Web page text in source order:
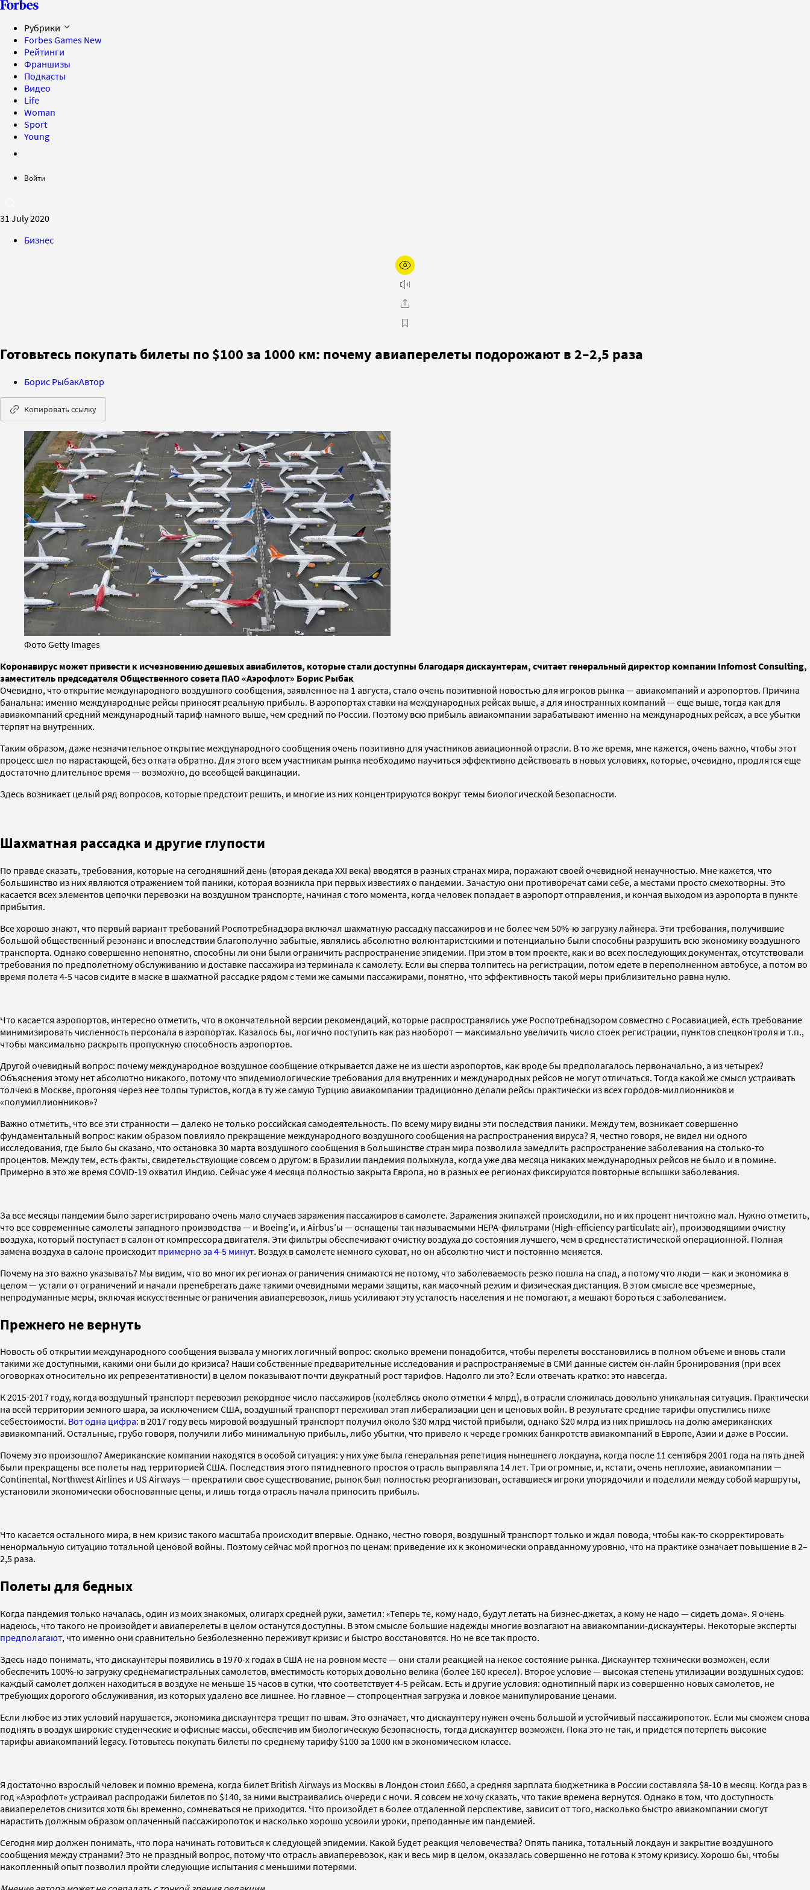
Рубрики
Forbes Games New
Рейтинги
Франшизы
Подкасты
Видео
Life
Woman
Sport
Young
Войти
31 July 2020
Бизнес
Готовьтесь покупать билеты по $100 за 1000 км: почему авиаперелеты подорожают в 2–2,5 раза
Борис РыбакАвтор
Копировать ссылку
Фото Getty Images
Коронавирус может привести к исчезновению дешевых авиабилетов, которые стали доступны благодаря дискаунтерам, считает генеральный директор компании Infomost Consulting,
заместитель председателя Общественного совета ПАО «Аэрофлот» Борис Рыбак
Очевидно, что открытие международного воздушного сообщения, заявленное на 1 августа, стало очень позитивной новостью для игроков рынка — авиакомпаний и аэропортов. Причина
банальна: именно международные рейсы приносят реальную прибыль. В аэропортах ставки на международных рейсах выше, а для иностранных компаний — еще выше, тогда как для
авиакомпаний средний международный тариф намного выше, чем средний по России. Поэтому всю прибыль авиакомпании зарабатывают именно на международных рейсах, а все убытки
терпят на внутренних.
Таким образом, даже незначительное открытие международного сообщения очень позитивно для участников авиационной отрасли. В то же время, мне кажется, очень важно, чтобы этот
процесс шел по нарастающей, без отката обратно. Для этого всем участникам рынка необходимо научиться эффективно действовать в новых условиях, которые, очевидно, продлятся еще
достаточно длительное время — возможно, до всеобщей вакцинации.
Здесь возникает целый ряд вопросов, которые предстоит решить, и многие из них концентрируются вокруг темы биологической безопасности.
Шахматная рассадка и другие глупости
По правде сказать, требования, которые на сегодняшний день (вторая декада XXI века) вводятся в разных странах мира, поражают своей очевидной ненаучностью. Мне кажется, что
большинство из них являются отражением той паники, которая возникла при первых известиях о пандемии. Зачастую они противоречат сами себе, а местами просто смехотворны. Это
касается всех элементов цепочки перевозки на воздушном транспорте, начиная с того момента, когда человек попадает в аэропорт отправления, и кончая выходом из аэропорта в пункте
прибытия.
Все хорошо знают, что первый вариант требований Роспотребнадзора включал шахматную рассадку пассажиров и не более чем 50%-ю загрузку лайнера. Эти требования, получившие
большой общественный резонанс и впоследствии благополучно забытые, являлись абсолютно волюнтаристскими и потенциально были способны разрушить всю экономику воздушного
транспорта. Однако совершенно непонятно, способны ли они были ограничить распространение эпидемии. При этом в том проекте, как и во всех последующих документах, отсутствовали
требования по предполетному обслуживанию и доставке пассажира из терминала к самолету. Если вы сперва толпитесь на регистрации, потом едете в переполненном автобусе, а потом во
время полета 4-5 часов сидите в маске в шахматной рассадке рядом с теми же самыми пассажирами, понятно, что эффективность такой меры приблизительно равна нулю.
Что касается аэропортов, интересно отметить, что в окончательной версии рекомендаций, которые распространялись уже Роспотребнадзором совместно с Росавиацией, есть требование
минимизировать численность персонала в аэропортах. Казалось бы, логично поступить как раз наоборот — максимально увеличить число стоек регистрации, пунктов спецконтроля и т.п.,
чтобы максимально раскрыть пропускную способность аэропортов.
Другой очевидный вопрос: почему международное воздушное сообщение открывается даже не из шести аэропортов, как вроде бы предполагалось первоначально, а из четырех?
Объяснения этому нет абсолютно никакого, потому что эпидемиологические требования для внутренних и международных рейсов не могут отличаться. Тогда какой же смысл устраивать
толчею в Москве, прогоняя через нее толпы туристов, когда в ту же самую Турцию авиакомпании традиционно делали рейсы практически из всех городов-миллионников и
«полумиллионников»?
Важно отметить, что все эти странности — далеко не только российская самодеятельность. По всему миру видны эти последствия паники. Между тем, возникает совершенно
фундаментальный вопрос: каким образом повлияло прекращение международного воздушного сообщения на распространения вируса? Я, честно говоря, не видел ни одного
исследования, где было бы сказано, что остановка 30 марта воздушного сообщения в большинстве стран мира позволила замедлить распространение заболевания на столько-то
процентов. Между тем, есть факты, свидетельствующие совсем о другом: в Бразилии пандемия полыхнула, когда уже два месяца никаких международных рейсов не было и в помине.
Примерно в это же время COVID-19 охватил Индию. Сейчас уже 4 месяца полностью закрыта Европа, но в разных ее регионах фиксируются повторные вспышки заболевания.
За все месяцы пандемии было зарегистрировано очень мало случаев заражения пассажиров в самолете. Заражения экипажей происходили, но и их процент ничтожно мал. Нужно отметить,
что все современные самолеты западного производства — и Boeing’и, и Airbus’ы — оснащены так называемыми HEPA-фильтрами (High-efficiency particulate air), производящими очистку
воздуха, который поступает в салон от компрессора двигателя. Эти фильтры обеспечивают очистку воздуха до состояния лучшего, чем в среднестатистической операционной. Полная
замена воздуха в салоне происходит примерно за 4-5 минут. Воздух в самолете немного суховат, но он абсолютно чист и постоянно меняется.
Почему на это важно указывать? Мы видим, что во многих регионах ограничения снимаются не потому, что заболеваемость резко пошла на спад, а потому что люди — как и экономика в
целом — устали от ограничений и начали пренебрегать даже такими очевидными мерами защиты, как масочный режим и физическая дистанция. В этом смысле все чрезмерные,
непродуманные меры, включая искусственные ограничения авиаперевозок, лишь усиливают эту усталость населения и не помогают, а мешают бороться с заболеванием.
Прежнего не вернуть
Новость об открытии международного сообщения вызвала у многих логичный вопрос: сколько времени понадобится, чтобы перелеты восстановились в полном объеме и вновь стали
такими же доступными, какими они были до кризиса? Наши собственные предварительные исследования и распространяемые в СМИ данные систем он-лайн бронирования (при всех
оговорках относительно их репрезентативности) в целом показывают почти двукратный рост тарифов. Надолго ли это? Если отвечать кратко: это навсегда.
К 2015-2017 году, когда воздушный транспорт перевозил рекордное число пассажиров (колеблясь около отметки 4 млрд), в отрасли сложилась довольно уникальная ситуация. Практически
на всей территории земного шара, за исключением США, воздушный транспорт переживал этап либерализации цен и ценовых войн. В результате средние тарифы опустились ниже
себестоимости. Вот одна цифра: в 2017 году весь мировой воздушный транспорт получил около $30 млрд чистой прибыли, однако $20 млрд из них пришлось на долю американских
авиакомпаний. Остальные, грубо говоря, получили либо минимальную прибыль, либо убытки, что привело к череде громких банкротств авиакомпаний в Европе, Азии и даже в России.
Почему это произошло? Американские компании находятся в особой ситуация: у них уже была генеральная репетиция нынешнего локдауна, когда после 11 сентября 2001 года на пять дней
были прекращены все полеты над территорией США. Последствия этого пятидневного простоя отрасль выправляла 14 лет. Три огромные, и, кстати, очень неплохие, авиакомпании —
Continental, Northwest Airlines и US Airways — прекратили свое существование, рынок был полностью реорганизован, оставшиеся игроки упорядочили и поделили между собой маршруты,
установили экономически обоснованные цены, и лишь тогда отрасль начала приносить прибыль.
Что касается остального мира, в нем кризис такого масштаба происходит впервые. Однако, честно говоря, воздушный транспорт только и ждал повода, чтобы как-то скорректировать
ненормальную ситуацию тотальной ценовой войны. Поэтому сейчас мой прогноз по ценам: приведение их к экономически оправданному уровню, что на практике означает повышение в 2–
2,5 раза.
Полеты для бедных
Когда пандемия только началась, один из моих знакомых, олигарх средней руки, заметил: «Теперь те, кому надо, будут летать на бизнес-джетах, а кому не надо — сидеть дома». Я очень
надеюсь, что такого не произойдет и авиаперелеты в целом останутся доступны. В этом смысле большие надежды многие возлагают на авиакомпании-дискаунтеры. Некоторые эксперты
предполагают, что именно они сравнительно безболезненно переживут кризис и быстро восстановятся. Но не все так просто.
Здесь надо понимать, что дискаунтеры появились в 1970-х годах в США не на ровном месте — они стали реакцией на некое состояние рынка. Дискаунтер технически возможен, если
обеспечить 100%-ю загрузку среднемагистральных самолетов, вместимость которых довольно велика (более 160 кресел). Второе условие — высокая степень утилизации воздушных судов:
каждый самолет должен находиться в воздухе не меньше 15 часов в сутки, что соответствует 4-5 рейсам. Есть и другие условия: однотипный парк из совершенно новых самолетов, не
требующих дорогого обслуживания, из которых удалено все лишнее. Но главное — стопроцентная загрузка и ловкое манипулирование ценами.
Если любое из этих условий нарушается, экономика дискаунтера трещит по швам. Это означает, что дискаунтеру нужен очень большой и устойчивый пассажиропоток. Если мы сможем снова
поднять в воздух широкие студенческие и офисные массы, обеспечив им биологическую безопасность, тогда дискаунтер возможен. Пока это не так, и придется потерпеть высокие
тарифы авиакомпаний legacy. Готовьтесь покупать билеты по среднему тарифу $100 за 1000 км в экономическом классе.
Я достаточно взрослый человек и помню времена, когда билет British Airways из Москвы в Лондон стоил £660, а средняя зарплата бюджетника в России составляла $8-10 в месяц. Когда раз в
год «Аэрофлот» устраивал распродажи билетов по $140, за ними выстраивались очереди с ночи. Я совсем не хочу сказать, что такие времена вернутся. Однако в том, что доступность
авиаперелетов снизится хотя бы временно, сомневаться не приходится. Что произойдет в более отдаленной перспективе, зависит от того, насколько быстро авиакомпании смогут
нарастить должным образом оплаченный пассажиропоток и насколько хорошо усвоили уроки, преподанные им пандемией.
Сегодня мир должен понимать, что пора начинать готовиться к следующей эпидемии. Какой будет реакция человечества? Опять паника, тотальный локдаун и закрытие воздушного
сообщения между странами? Это не праздный вопрос, потому что отрасль авиаперевозок, как и весь мир в целом, оказалась совершенно не готова к этому кризису. Хорошо бы, чтобы
накопленный опыт позволил пройти следующие испытания с меньшими потерями.